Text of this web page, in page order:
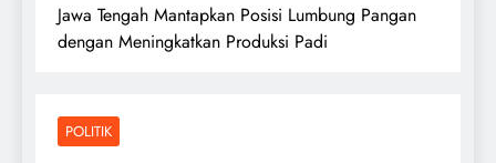
Jawa Tengah Mantapkan Posisi Lumbung Pangan
dengan Meningkatkan Produksi Padi
POLITIK